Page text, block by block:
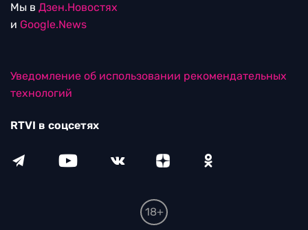
Мы в Дзен.Новостях
и Google.News
Уведомление об использовании рекомендательных
технологий
RTVI в соцсетях
18+